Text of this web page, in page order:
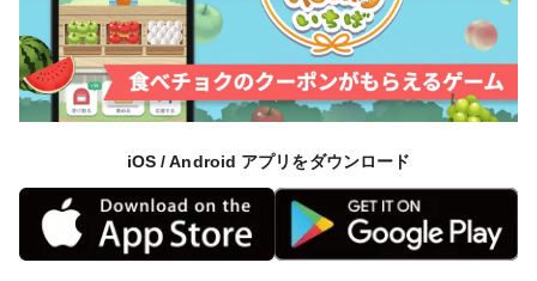
タキイ種苗株式会社
https://www.takii.co.jp/CGI/tsk/shohin/shohin.cgi?
breed_seq=00000892
す。保存するなら冷蔵庫での保存が適しています。
また乾燥にも弱いので湿度は90～95％ほどがいいとさ
iOS / Android アプリをダウンロード